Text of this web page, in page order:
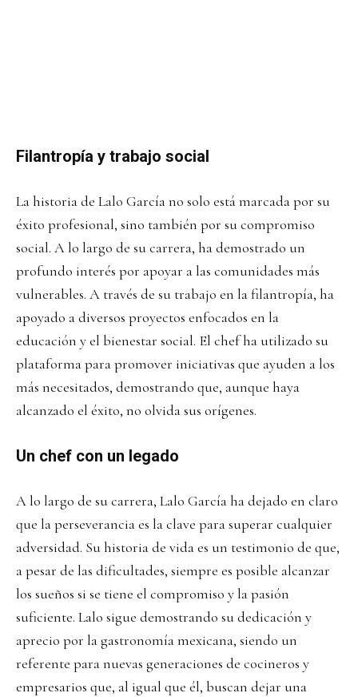
Filantropía y trabajo social
La historia de Lalo García no solo está marcada por su
éxito profesional, sino también por su compromiso
social. A lo largo de su carrera, ha demostrado un
profundo interés por apoyar a las comunidades más
vulnerables. A través de su trabajo en la filantropía, ha
apoyado a diversos proyectos enfocados en la
educación y el bienestar social. El chef ha utilizado su
plataforma para promover iniciativas que ayuden a los
más necesitados, demostrando que, aunque haya
alcanzado el éxito, no olvida sus orígenes.
Un chef con un legado
A lo largo de su carrera, Lalo García ha dejado en claro
que la perseverancia es la clave para superar cualquier
adversidad. Su historia de vida es un testimonio de que,
a pesar de las dificultades, siempre es posible alcanzar
los sueños si se tiene el compromiso y la pasión
suficiente. Lalo sigue demostrando su dedicación y
aprecio por la gastronomía mexicana, siendo un
referente para nuevas generaciones de cocineros y
empresarios que, al igual que él, buscan dejar una